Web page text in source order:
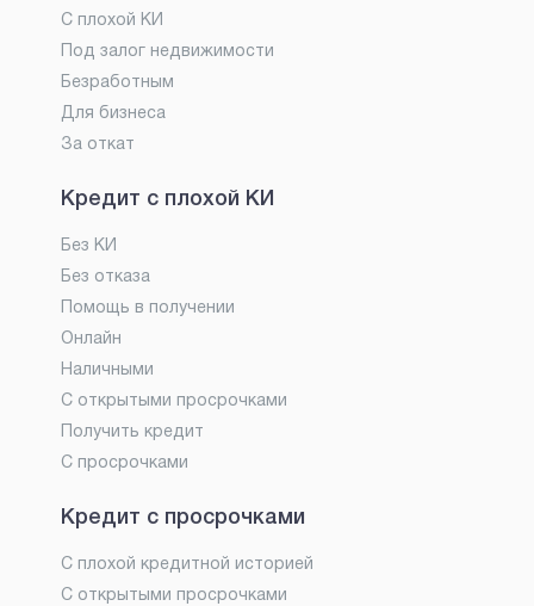
С плохой КИ
Под залог недвижимости
Безработным
Для бизнеса
За откат
Кредит с плохой КИ
Без КИ
Без отказа
Помощь в получении
Онлайн
Наличными
С открытыми просрочками
Получить кредит
С просрочками
Кредит с просрочками
С плохой кредитной историей
С открытыми просрочками